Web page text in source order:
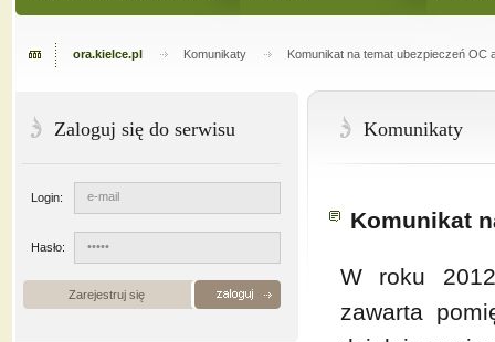
ora.kielce.pl Komunikaty Komunikat na temat ubezpieczeń OC
Komunikaty
Komunikat
W roku
zawarta
Zaloguj się do serwisu
Login:
Hasło:
Zarejestruj się